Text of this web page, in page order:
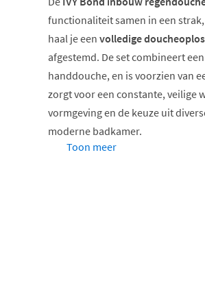
functionaliteit samen in een
haal je een volledige
afgestemd. De set combineert
handdouche, en is voorzien van
zorgt voor een constante, veilige
vormgeving en de keuze uit
moderne badkamer.
Toon meer